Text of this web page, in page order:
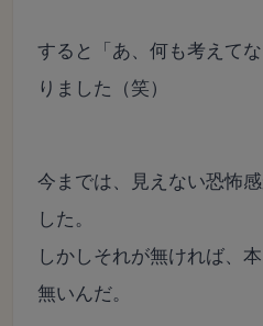
すると「あ、何も考えて
りました（笑）
今までは、見えない恐怖
した。
しかしそれが無ければ、
無いんだ。